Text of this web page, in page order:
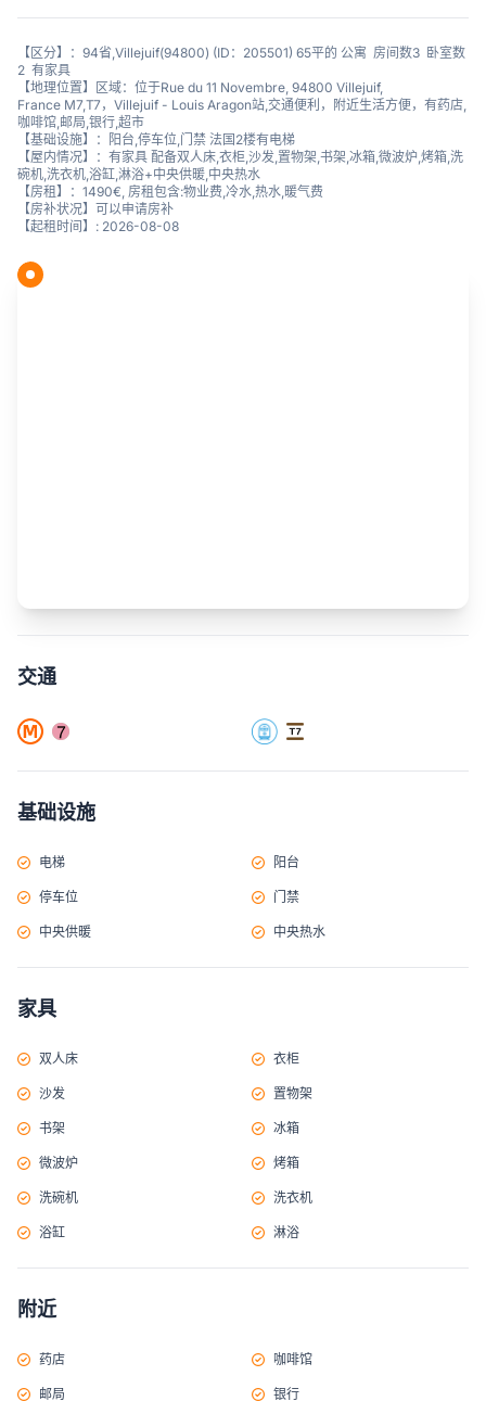
【区分】：94省,Villejuif(94800) (ID：205501) 65平的 公寓 房间数3 卧室数
2 有家具
【地理位置】区域：位于Rue du 11 Novembre, 94800 Villejuif,
France M7,T7，Villejuif - Louis Aragon站,交通便利，附近生活方便，有药店,
咖啡馆,邮局,银行,超市
【基础设施】：阳台,停车位,门禁 法国2楼有电梯
【屋内情况】：有家具 配备双人床,衣柜,沙发,置物架,书架,冰箱,微波炉,烤箱,洗
碗机,洗衣机,浴缸,淋浴+中央供暖,中央热水
【房租】：1490€, 房租包含:物业费,冷水,热水,暖气费
【房补状况】可以申请房补
【起租时间】: 2026-08-08
交通
基础设施
电梯 阳台
停车位 门禁
中央供暖 中央热水
家具
双人床 衣柜
沙发 置物架
书架 冰箱
微波炉 烤箱
洗碗机 洗衣机
浴缸 淋浴
附近
药店 咖啡馆
邮局 银行